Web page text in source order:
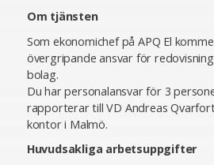
Om tjänsten
Som ekonomichef på APQ El
övergripande ansvar för
bolag.
Du har personalansvar för 3
rapporterar till VD Andreas
kontor i Malmö.
Huvudsakliga arbetsuppgifter